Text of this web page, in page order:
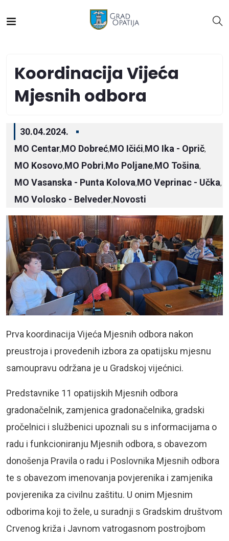
Koordinacija Vijeća
Mjesnih odbora
30.04.2024.
MO Centar,MO Dobreć,MO Ičići,MO Ika - Oprič,
MO Kosovo,MO Pobri,Mo Poljane,MO Tošina,
MO Vasanska - Punta Kolova,MO Veprinac - Učka,
MO Volosko - Belveder,Novosti
Prva koordinacija Vijeća Mjesnih odbora nakon
preustroja i provedenih izbora za opatijsku mjesnu
samoupravu održana je u Gradskoj vijećnici.
Predstavnike 11 opatijskih Mjesnih odbora
gradonačelnik, zamjenica gradonačelnika, gradski
pročelnici i službenici upoznali su s informacijama o
radu i funkcioniranju Mjesnih odbora, s obavezom
donošenja Pravila o radu i Poslovnika Mjesnih odbora
te s obavezom imenovanja povjerenika i zamjenika
povjerenika za civilnu zaštitu. U onim Mjesnim
odborima koji to žele, u suradnji s Gradskim društvom
Crvenog križa i Javnom vatrogasnom postrojbom